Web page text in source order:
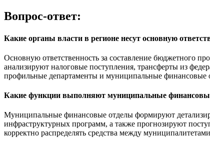
Вопрос-ответ:
Какие органы власти в регионе несут основную
Основную ответственность за составление бюджетного
анализируют налоговые поступления, трансферты из
профильные департаменты и муниципальные финансовые
Какие функции выполняют муниципальные
Муниципальные финансовые отделы формируют
инфраструктурных программ, а также прогнозируют
корректно распределять средства между